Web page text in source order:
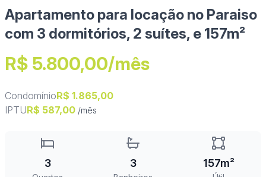
Apartamento para locação no Paraiso
com 3 dormitórios, 2 suítes, e 157m²
R$ 5.800,00/mês
CondomínioR$ 1.865,00
IPTUR$ 587,00 /mês
3 3 157m²